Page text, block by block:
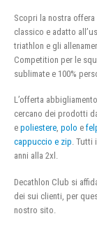
Scopri la nostra
classico e adatto
triathlon e gli
Competition per le
sublimate e 100%
L’offerta
cercano dei prodotti
e poliestere, polo e
cappuccio e zip. Tutti
anni alla 2xl.
Decathlon Club si
dei sui clienti, per
nostro sito.